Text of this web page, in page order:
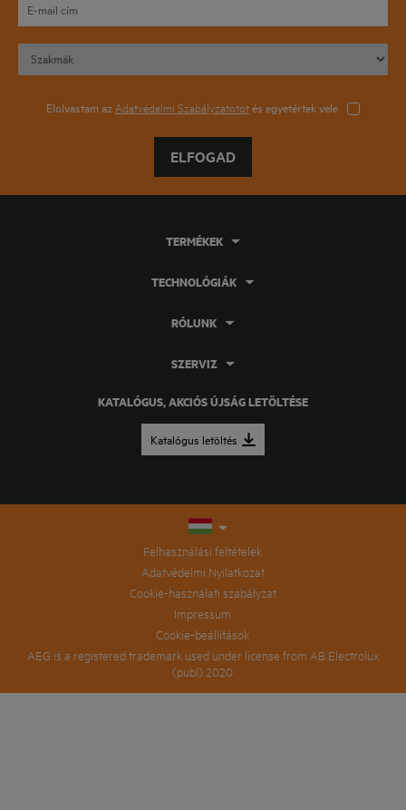
Elolvastam az Adatvédelmi Szabályzatototés egyetértek vele
ELFOGAD
KATALÓGUS, AKCIÓS ÚJSÁG LETÖLTÉSE
Katalógus letöltés
TERMÉKEK
TECHNOLÓGIÁK
RÓLUNK
SZERVIZ
Felhasználási feltételek
Adatvédelmi Nyilatkozat
Cookie-használati szabályzat
Impressum
Cookie-beállítások
AEG is a registered trademark used under license from AB Electrolux
(publ) 2020